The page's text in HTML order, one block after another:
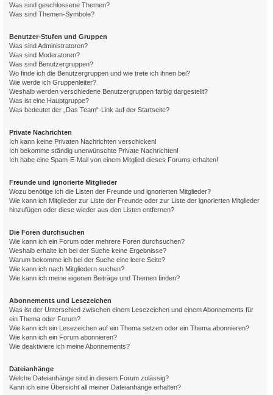
Was sind geschlossene Themen?
Was sind Themen-Symbole?
Benutzer-Stufen und Gruppen
Was sind Administratoren?
Was sind Moderatoren?
Was sind Benutzergruppen?
Wo finde ich die Benutzergruppen und wie trete ich ihnen bei?
Wie werde ich Gruppenleiter?
Weshalb werden verschiedene Benutzergruppen farbig dargestellt?
Was ist eine Hauptgruppe?
Was bedeutet der „Das Team“-Link auf der Startseite?
Private Nachrichten
Ich kann keine Privaten Nachrichten verschicken!
Ich bekomme ständig unerwünschte Private Nachrichten!
Ich habe eine Spam-E-Mail von einem Mitglied dieses Forums erhalten!
Freunde und ignorierte Mitglieder
Wozu benötige ich die Listen der Freunde und ignorierten Mitglieder?
Wie kann ich Mitglieder zur Liste der Freunde oder zur Liste der ignorierten Mitglieder
hinzufügen oder diese wieder aus den Listen entfernen?
Die Foren durchsuchen
Wie kann ich ein Forum oder mehrere Foren durchsuchen?
Weshalb erhalte ich bei der Suche keine Ergebnisse?
Warum bekomme ich bei der Suche eine leere Seite?
Wie kann ich nach Mitgliedern suchen?
Wie kann ich meine eigenen Beiträge und Themen finden?
Abonnements und Lesezeichen
Was ist der Unterschied zwischen einem Lesezeichen und einem Abonnements für
ein Thema oder Forum?
Wie kann ich ein Lesezeichen auf ein Thema setzen oder ein Thema abonnieren?
Wie kann ich ein Forum abonnieren?
Wie deaktiviere ich meine Abonnements?
Dateianhänge
Welche Dateianhänge sind in diesem Forum zulässig?
Kann ich eine Übersicht all meiner Dateianhänge erhalten?